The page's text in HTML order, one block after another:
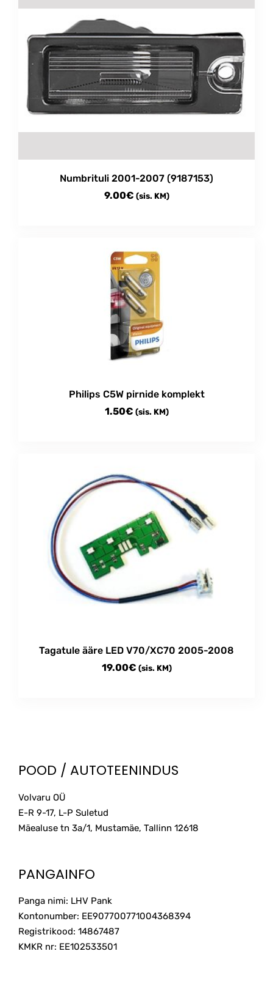
options
may
the
Numbrituli 2001-2007 (9187153)
9.00€ (sis. KM)
Philips C5W pirnide komplekt
1.50€ (sis. KM)
Tagatule ääre LED V70/XC70 2005-2008
19.00€ (sis. KM)
POOD / AUTOTEENINDUS
Volvaru OÜ
E-R 9-17, L-P Suletud
Mäealuse tn 3a/1, Mustamäe, Tallinn 12618
PANGAINFO
Panga nimi: LHV Pank
Kontonumber: EE907700771004368394
Registrikood: 14867487
KMKR nr: EE102533501